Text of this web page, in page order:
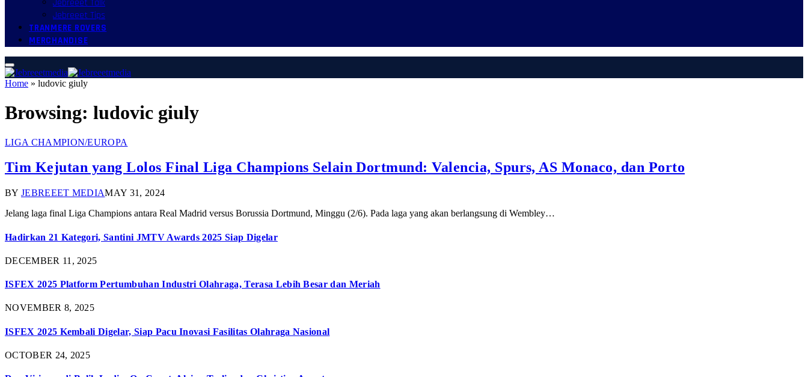
Jebreeet Tips
TRANMERE ROVERS
MERCHANDISE
Home » ludovic giuly
Browsing: ludovic giuly
LIGA CHAMPION/EUROPA
Tim Kejutan yang Lolos Final Liga Champions Selain Dortmund: Valencia, Spurs, AS Monaco, dan Porto
BY JEBREEET MEDIAMAY 31, 2024
Jelang laga final Liga Champions antara Real Madrid versus Borussia Dortmund, Minggu (2/6). Pada laga yang akan berlangsung di Wembley…
Hadirkan 21 Kategori, Santini JMTV Awards 2025 Siap Digelar
DECEMBER 11, 2025
ISFEX 2025 Platform Pertumbuhan Industri Olahraga, Terasa Lebih Besar dan Meriah
NOVEMBER 8, 2025
ISFEX 2025 Kembali Digelar, Siap Pacu Inovasi Fasilitas Olahraga Nasional
OCTOBER 24, 2025